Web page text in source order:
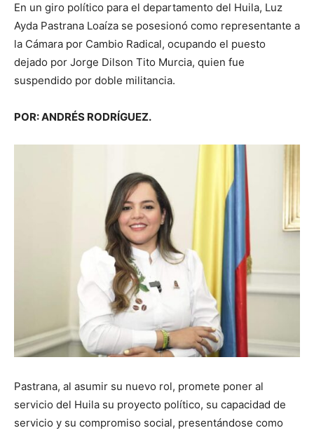
En un giro político para el departamento del Huila, Luz
Ayda Pastrana Loaíza se posesionó como representante a
la Cámara por Cambio Radical, ocupando el puesto
dejado por Jorge Dilson Tito Murcia, quien fue
suspendido por doble militancia.
POR: ANDRÉS RODRÍGUEZ.
Pastrana, al asumir su nuevo rol, promete poner al
servicio del Huila su proyecto político, su capacidad de
servicio y su compromiso social, presentándose como